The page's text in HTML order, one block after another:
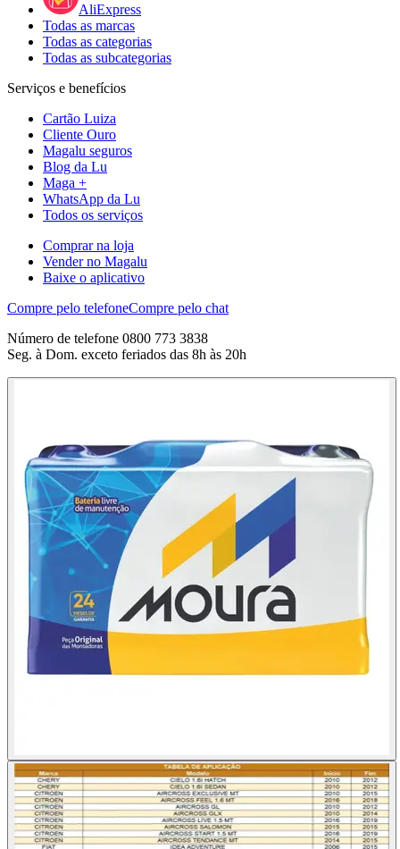
AliExpress
Todas as marcas
Todas as categorias
Todas as subcategorias
Serviços e benefícios
Cartão Luiza
Cliente Ouro
Magalu seguros
Blog da Lu
Maga +
WhatsApp da Lu
Todos os serviços
Comprar na loja
Vender no Magalu
Baixe o aplicativo
Compre pelo telefoneCompre pelo chat
Número de telefone 0800 773 3838
Seg. à Dom. exceto feriados das 8h às 20h